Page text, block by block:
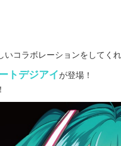
コラボレーションをしてく
トデジアイが登場！